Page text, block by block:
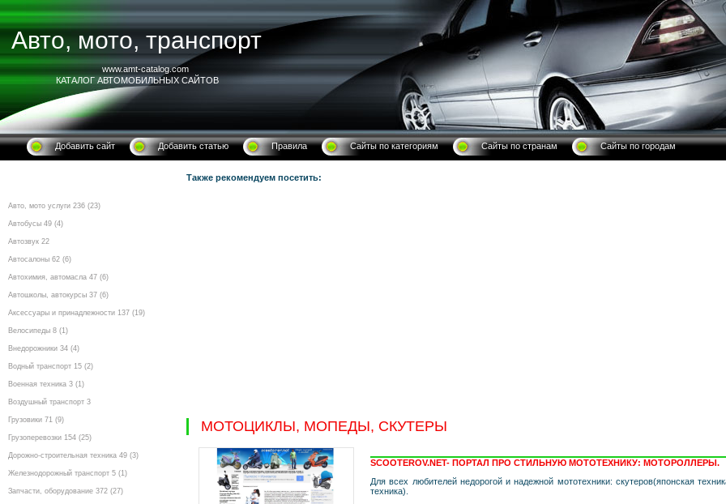
Авто, мото, транспорт
www.amt-catalog.com
КАТАЛОГ АВТОМОБИЛЬНЫХ САЙТОВ
Добавить сайт Добавить статью Правила Сайты по категориям Сайты по странам Сайты по городам
Авто, мото услуги 236 (23)
Автобусы 49 (4)
Автозвук 22
Автосалоны 62 (6)
Автохимия, автомасла 47 (6)
Автошколы, автокурсы 37 (6)
Аксессуары и принадлежности 137 (19)
Велосипеды 8 (1)
Внедорожники 34 (4)
Водный транспорт 15 (2)
Военная техника 3 (1)
Воздушный транспорт 3
Грузовики 71 (9)
Грузоперевозки 154 (25)
Дорожно-строительная техника 49 (3)
Железнодорожный транспорт 5 (1)
Запчасти, оборудование 372 (27)
Также рекомендуем посетить:
МОТОЦИКЛЫ, МОПЕДЫ, СКУТЕРЫ
SCOOTEROV.NET- ПОРТАЛ ПРО СТИЛЬНУЮ МОТОТЕХНИКУ: МОТОРОЛЛЕРЫ.
Для всех любителей недорогой и надежной мототехники: скутеров(японская
техника).